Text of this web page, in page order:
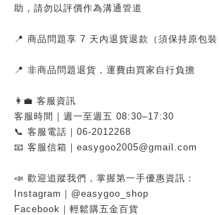
助，請勿以評價作為溝通管道
📍 商品問題享 7 天內退貨退款（須保持原包裝
📍 非商品問題退貨，運費由買家自行負擔
👩‍💼 客服資訊
客服時間｜週一至週五 08:30–17:30
📞 客服電話｜06-2012268
📧 客服信箱｜easygoo2005@gmail.com
📣 歡迎追蹤我們，掌握第一手優惠資訊：
Instagram｜@easygoo_shop
Facebook｜輕鬆購五金百貨